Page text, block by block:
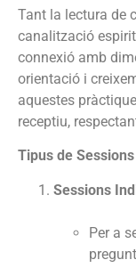
Tant la lectura de
canalització
connexió amb
orientació i
aquestes
receptiu,
Tipus de Sessions
Sessions
Per a